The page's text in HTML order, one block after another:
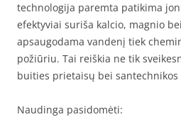
technologija paremta patikima
efektyviai suriša kalcio, magnio
apsaugodama vandenį tiek
požiūriu. Tai reiškia ne tik
buities prietaisų bei santechnikos
Naudinga pasidomėti: